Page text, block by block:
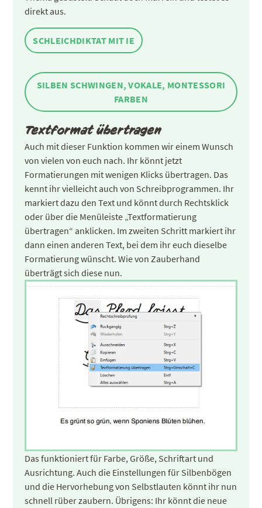
direkt aus.
SCHLEICHDIKTAT MIT IE
SILBEN SCHWINGEN, VOKALE, MONTESSORI
FARBEN
Textformat übertragen
Auch mit dieser Funktion kommen wir einem Wunsch
von vielen von euch nach. Ihr könnt jetzt
Formatierungen mit wenigen Klicks übertragen. Das
kennt ihr vielleicht auch von Schreibprogrammen. Ihr
markiert dazu den Text und könnt durch Rechtsklick
oder über die Menüleiste „Textformatierung
übertragen“ anklicken. Im zweiten Schritt markiert ihr
dann einen anderen Text, bei dem ihr euch dieselbe
Formatierung wünscht. Wie von Zauberhand
überträgt sich diese nun.
Das funktioniert für Farbe, Größe, Schriftart und
Ausrichtung. Auch die Einstellungen für Silbenbögen
und die Hervorhebung von Selbstlauten könnt ihr nun
schnell rüber zaubern. Übrigens: Ihr könnt die neue